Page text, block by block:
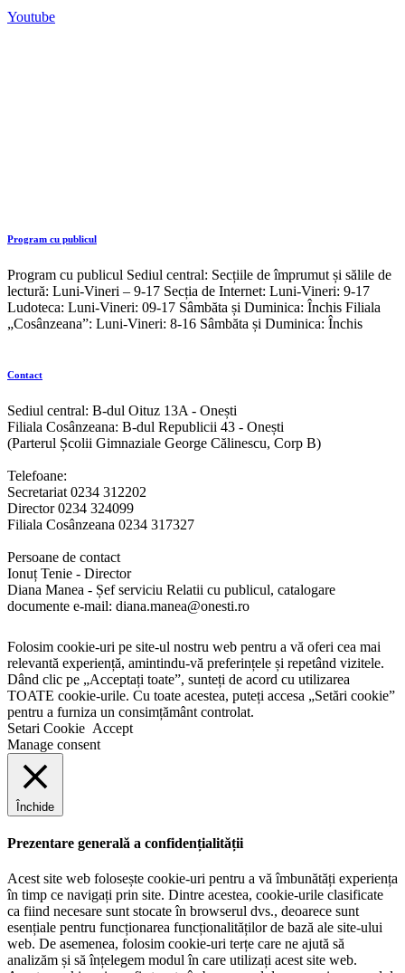
Link navigator
August 7, 2026
Compliance status
We firmly believe that the internet should be available and accessible
to anyone, and are committed to providing a website that is
Wide Web Consortium’s (W3C) Web Content Accessibility
Guidelines 2.1 (WCAG 2.1) at the AA level. These guidelines
explain how to make web content accessible to people with a wide
array of disabilities. Complying with those guidelines helps us
ensure that the website is accessible to all people: blind people,
people with motor impairments, visual impairment, cognitive
disabilities, and more.
as accessible as possible at all times. We utilize an accessibility
interface that allows persons with specific disabilities to adjust the
website’s UI (user interface) and design it to their personal needs.
Additionally, the website utilizes an AI-based application that runs in
application remediates the website’s HTML, adapts Its functionality
and behavior for screen-readers used by the blind users, and for
keyboard functions used by individuals with motor impairments.
If you’ve found a malfunction or have ideas for improvement, we’ll
be happy to hear from you. You can reach out to the website’s
operators by using the following email
Screen-reader and keyboard navigation
Our website implements the ARIA attributes (Accessible Rich
Internet Applications) technique, alongside various different
behavioral changes, to ensure blind users visiting with screen-
readers are able to read, comprehend, and enjoy the website’s
functions. As soon as a user with a screen-reader enters your site,
they immediately receive a prompt to enter the Screen-Reader
Profile so they can browse and operate your site effectively. Here’s
how our website covers some of the most important screen-reader
requirements, alongside console screenshots of code examples: